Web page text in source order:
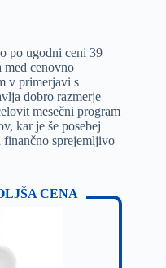
po ugodni ceni 39
cenovno
v primerjavi s
dobro razmerje
mesečni program
kar je še posebej
finančno sprejemljivo
CENA